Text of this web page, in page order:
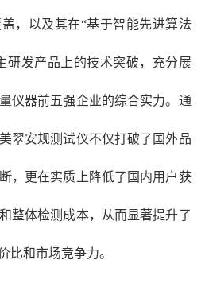
，以及其在“基于智能先进算法
研发产品上的技术突破，充分展
仪器前五强企业的综合实力。通
翠安规测试仪不仅打破了国外品
，更在实质上降低了国内用户获
整体检测成本，从而显著提升了
比和市场竞争力。